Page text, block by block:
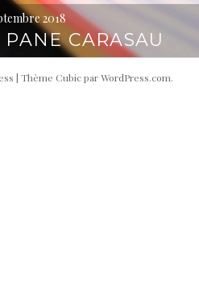
2018
CARASAU
| Thème Cubic parWordPress.com.